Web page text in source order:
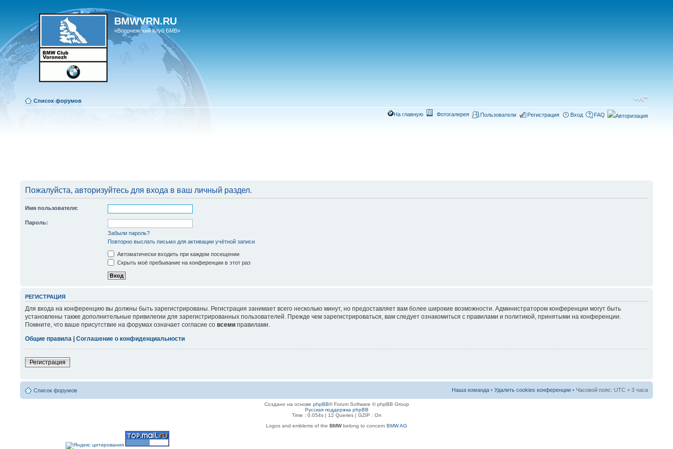
BMWVRN.RU
«Воронежский Клуб БМВ»
Список форумов
На главную Фотогалерея Пользователи Регистрация Вход FAQ
Пожалуйста, авторизуйтесь для входа в ваш личный раздел.
Имя пользователя:
Пароль:
Забыли пароль?
Повторно выслать письмо для активации учётной записи
Автоматически входить при каждом посещении
Скрыть моё пребывание на конференции в этот раз
РЕГИСТРАЦИЯ
Для входа на конференцию вы должны быть зарегистрированы. Регистрация занимает всего несколько минут, но предоставляет вам более широкие возможности. Администратором конференции могут быть
установлены также дополнительные привилегии для зарегистрированных пользователей. Прежде чем зарегистрироваться, вам следует ознакомиться с правилами и политикой, принятыми на конференции.
Помните, что ваше присутствие на форумах означает согласие со всеми правилами.
Общие правила | Соглашение о конфиденциальности
Регистрация
Список форумов Наша команда • Удалить cookies конференции • Часовой пояс: UTC + 3 часа
Создано на основе phpBB® Forum Software © phpBB Group
Русская поддержка phpBB
Time : 0.054s | 12 Queries | GZIP : On
Logos and emblems of the BMWbelong to concern BMW AG